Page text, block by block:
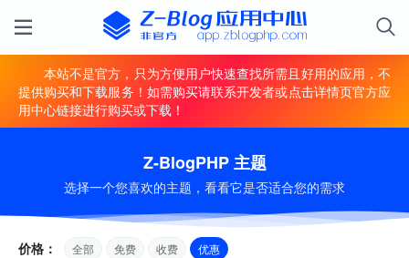
本站不是官方，只为方便用户快速查找所需且好用的应用，不
提供购买和下载服务！如需购买请联系开发者或点击详情页官方应
用中心链接进行购买或下载！
Z-BlogPHP 主题
选择一个您喜欢的主题，看看它是否适合您的需求
价格： 全部 免费 收费 优惠